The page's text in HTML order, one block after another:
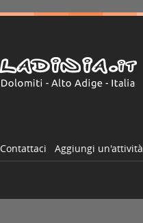
Contattaci Aggiungi un'attività